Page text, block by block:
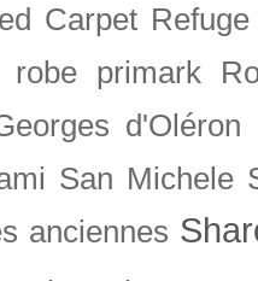
Carpet Refuge
robe primark
d'Oléron
San Michele
anciennes